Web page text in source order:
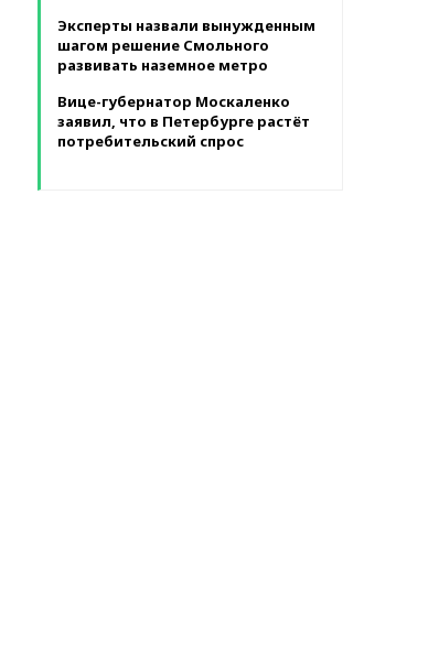
Эксперты назвали вынужденным
шагом решение Смольного
развивать наземное метро
Вице-губернатор Москаленко
заявил, что в Петербурге растёт
потребительский спрос